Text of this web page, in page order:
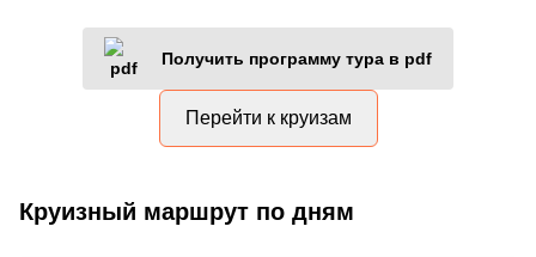
Получить программу тура в pdf
Перейти к круизам
Круизный маршрут по дням